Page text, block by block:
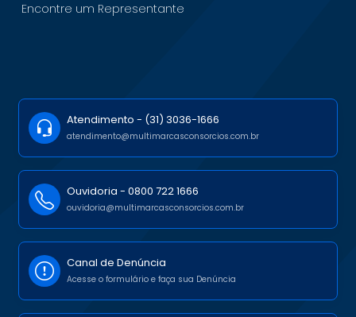
Encontre um Representante
Atendimento - (31) 3036-1666
atendimento@multimarcasconsorcios.com.br
Ouvidoria - 0800 722 1666
ouvidoria@multimarcasconsorcios.com.br
Canal de Denúncia
Acesse o formulário e faça sua Denúncia